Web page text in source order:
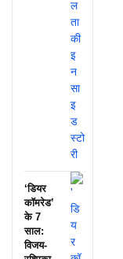
‘डियर
कॉमरेड’
के 7
साल:
विजय-